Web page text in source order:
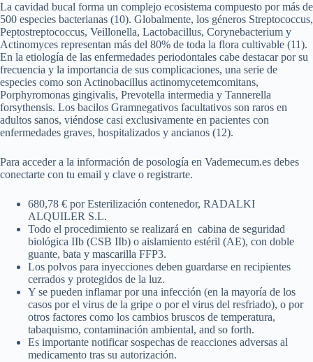
La cavidad bucal forma un complejo ecosistema compuesto por más de
500 especies bacterianas (10). Globalmente, los géneros Streptococcus,
Peptostreptococcus, Veillonella, Lactobacillus, Corynebacterium y
Actinomyces representan más del 80% de toda la flora cultivable (11).
En la etiología de las enfermedades periodontales cabe destacar por su
frecuencia y la importancia de sus complicaciones, una serie de
especies como son Actinobacillus actinomycetemcomitans,
Porphyromonas gingivalis, Prevotella intermedia y Tannerella
forsythensis. Los bacilos Gramnegativos facultativos son raros en
adultos sanos, viéndose casi exclusivamente en pacientes con
enfermedades graves, hospitalizados y ancianos (12).
Para acceder a la información de posología en Vademecum.es debes
conectarte con tu email y clave o registrarte.
680,78 € por Esterilización contenedor, RADALKI
ALQUILER S.L.
Todo el procedimiento se realizará en cabina de seguridad
biológica IIb (CSB IIb) o aislamiento estéril (AE), con doble
guante, bata y mascarilla FFP3.
Los polvos para inyecciones deben guardarse en recipientes
cerrados y protegidos de la luz.
Y se pueden inflamar por una infección (en la mayoría de los
casos por el virus de la gripe o por el virus del resfriado), o por
otros factores como los cambios bruscos de temperatura,
tabaquismo, contaminación ambiental, and so forth.
Es importante notificar sospechas de reacciones adversas al
medicamento tras su autorización.